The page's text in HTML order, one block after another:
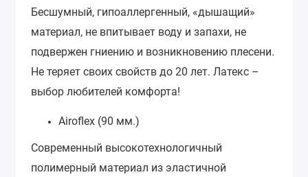
Бесшумный, гипоаллергенный, «дышащий»
материал, не впитывает воду и запахи, не
подвержен гниению и возникновению плесени.
Не теряет своих свойств до 20 лет. Латекс –
выбор любителей комфорта!
Airoflex (90 мм.)
Современный высокотехнологичный
полимерный материал из эластичной